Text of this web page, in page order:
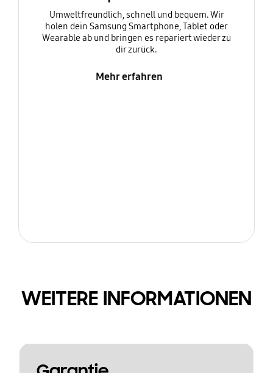
Umweltfreundlich, schnell und bequem. Wir
holen dein Samsung Smartphone, Tablet oder
Wearable ab und bringen es repariert wieder zu
dir zurück.
Mehr erfahren
WEITERE INFORMATIONEN